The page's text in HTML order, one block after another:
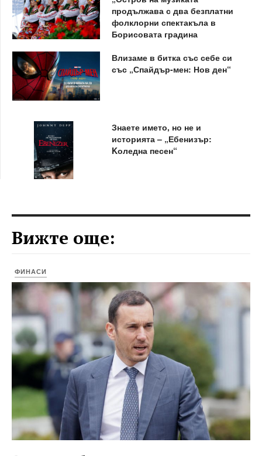
продължава с два безплатни
фолклорни спектакъла в
Борисовата градина
Влизаме в битка със себе си
със „Спайдър-мен: Нов ден“
Знаете името, но не и
историята – „Ебенизър:
Kоледна песен“
Вижте още:
ФИНАСИ